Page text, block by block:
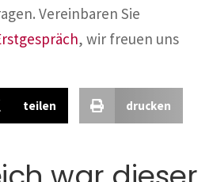
Vereinbaren Sie
, wir freuen uns
teilen drucken